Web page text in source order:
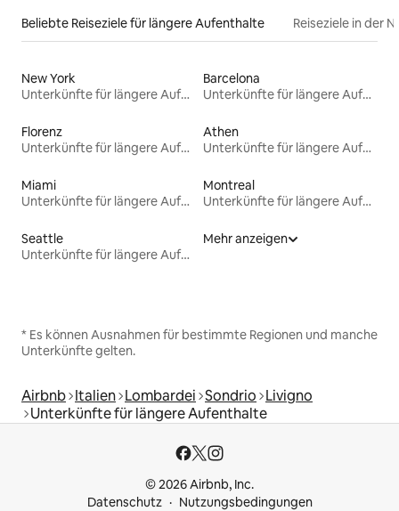
Beliebte Reiseziele für längere Aufenthalte Reiseziele in der
New York
Unterkünfte für längere Aufenthalte
Barcelona
Unterkünfte für längere Aufenthalte
Florenz
Unterkünfte für längere Aufenthalte
Athen
Unterkünfte für längere Aufenthalte
Miami
Unterkünfte für längere Aufenthalte
Montreal
Unterkünfte für längere Aufenthalte
Seattle
Unterkünfte für längere Aufenthalte
Mehr anzeigen
* Es können Ausnahmen für bestimmte Regionen und manche
Unterkünfte gelten.
Airbnb Italien Lombardei Sondrio Livigno
Unterkünfte für längere Aufenthalte
© 2026 Airbnb, Inc.
Datenschutz
Nutzungsbedingungen